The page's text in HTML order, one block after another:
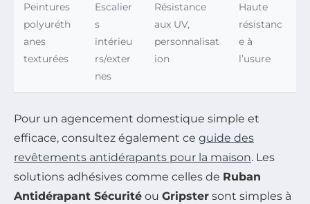
Peintures
polyuréth
anes
texturées
Escalier
s
intérieu
rs/exter
nes
Résistance
aux UV,
personnalisat
ion
Haute
résistanc
e à
l’usure
Pour un agencement domestique simple et
efficace, consultez également ce guide des
revêtements antidérapants pour la maison. Les
solutions adhésives comme celles de Ruban
Antidérapant Sécurité ou Gripster sont simples à